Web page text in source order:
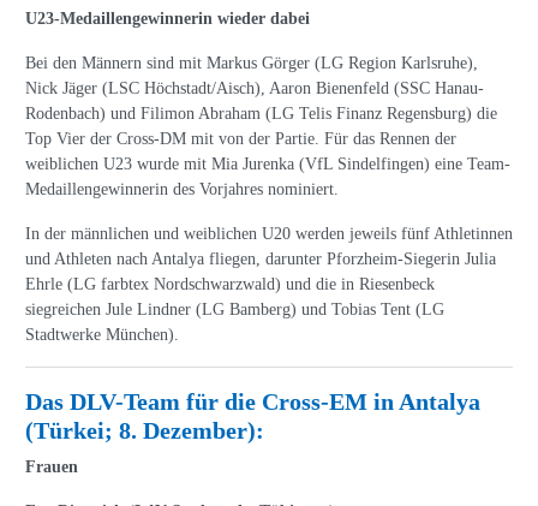
U23-Medaillengewinnerin wieder dabei
Bei den Männern sind mit Markus Görger (LG Region Karlsruhe),
Nick Jäger (LSC Höchstadt/Aisch), Aaron Bienenfeld (SSC Hanau-
Rodenbach) und Filimon Abraham (LG Telis Finanz Regensburg) die
Top Vier der Cross-DM mit von der Partie. Für das Rennen der
weiblichen U23 wurde mit Mia Jurenka (VfL Sindelfingen) eine Team-
Medaillengewinnerin des Vorjahres nominiert.
In der männlichen und weiblichen U20 werden jeweils fünf Athletinnen
und Athleten nach Antalya fliegen, darunter Pforzheim-Siegerin Julia
Ehrle (LG farbtex Nordschwarzwald) und die in Riesenbeck
siegreichen Jule Lindner (LG Bamberg) und Tobias Tent (LG
Stadtwerke München).
Das DLV-Team für die Cross-EM in Antalya
(Türkei; 8. Dezember):
Frauen